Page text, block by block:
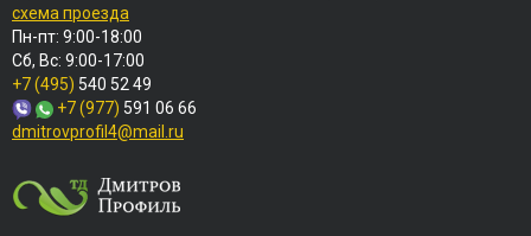
схема проезда
Пн-пт: 9:00-18:00
Сб, Вс: 9:00-17:00
+7 (495) 540 52 49
+7 (977) 591 06 66
dmitrovprofil4@mail.ru